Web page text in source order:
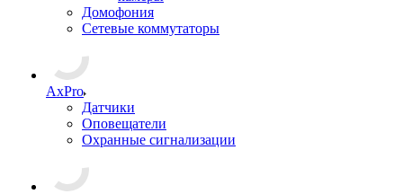
Домофония
Сетевые коммутаторы
AxPro
Датчики
Оповещатели
Охранные сигнализации